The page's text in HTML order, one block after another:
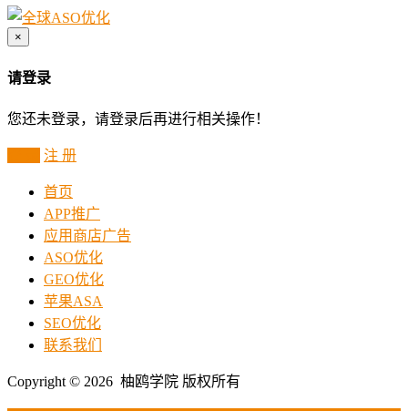
×
请登录
您还未登录，请登录后再进行相关操作！
注 册
首页
APP推广
应用商店广告
ASO优化
GEO优化
苹果ASA
SEO优化
联系我们
Copyright © 2026 柚鸥学院 版权所有